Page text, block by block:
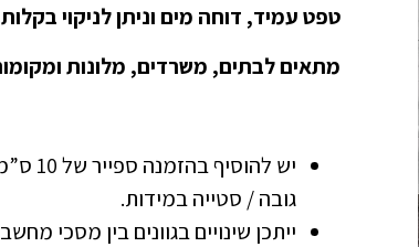
טפט עמיד, דוחה מים וניתן לניקוי
מתאים לבתים, משרדים, מלונות
גובה / סטייה במידות.
ייתכן שינויים בגוונים בין מסכי